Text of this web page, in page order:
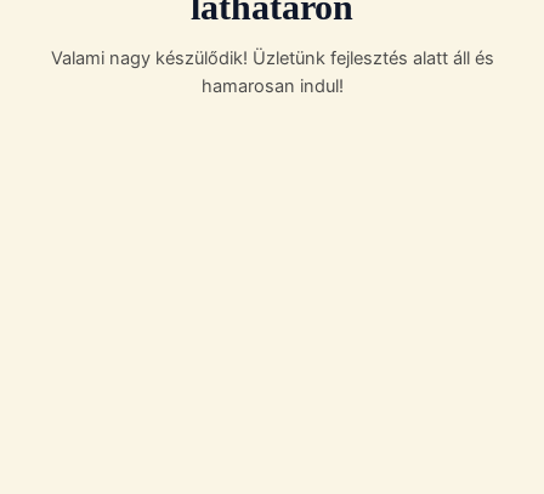
Valami nagy készülődik! Üzletünk fejlesztés alatt áll és
hamarosan indul!